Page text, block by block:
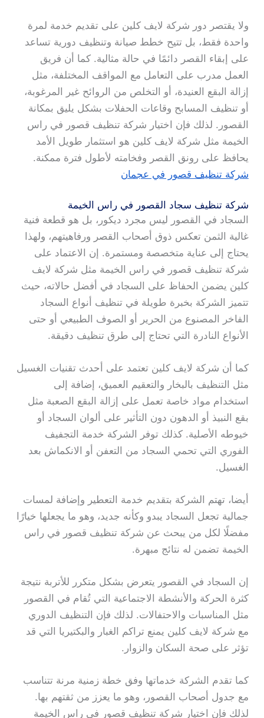
ولا يقتصر دور شركة لايف كلين على تقديم خدمة لمرة
واحدة فقط، بل تتيح خطط صيانة وتنظيف دورية تساعد
على إبقاء القصر دائمًا في حالة مثالية. كما أن فريق
العمل مدرب على التعامل مع المواقف المختلفة، مثل
إزالة البقع العنيدة، أو التخلص من الروائح غير المرغوبة،
أو تنظيف المسابح وقاعات الحفلات بشكل يليق بمكانة
القصور. لذلك فإن اختيار شركة تنظيف قصور في راس
الخيمة مثل شركة لايف كلين هو استثمار طويل الأمد
يحافظ على رونق القصر وفخامته لأطول فترة ممكنة.
شركة تنظيف قصور في عجمان
شركة تنظيف سجاد القصور في راس الخيمة
السجاد في القصور ليس مجرد ديكور، بل هو قطعة فنية
غالية الثمن تعكس ذوق أصحاب القصر ورفاهيتهم، ولهذا
يحتاج إلى عناية متخصصة ومستمرة. إن الاعتماد على
شركة تنظيف قصور في راس الخيمة مثل شركة لايف
كلين يضمن الحفاظ على السجاد في أفضل حالاته، حيث
تتميز الشركة بخبرة طويلة في تنظيف أنواع السجاد
الفاخر المصنوع من الحرير أو الصوف الطبيعي أو حتى
الأنواع النادرة التي تحتاج إلى طرق تنظيف دقيقة.
كما أن شركة لايف كلين تعتمد على أحدث تقنيات الغسيل
مثل التنظيف بالبخار والتعقيم العميق، إضافة إلى
استخدام مواد خاصة تعمل على إزالة البقع الصعبة مثل
بقع النبيذ أو الدهون دون التأثير على ألوان السجاد أو
خيوطه الأصلية. كذلك توفر الشركة خدمة التجفيف
الفوري التي تحمي السجاد من التعفن أو الانكماش بعد
الغسيل.
أيضا، تهتم الشركة بتقديم خدمة التعطير وإضافة لمسات
جمالية تجعل السجاد يبدو وكأنه جديد، وهو ما يجعلها خيارًا
مفضلًا لكل من يبحث عن شركة تنظيف قصور في راس
الخيمة تضمن له نتائج مبهرة.
إن السجاد في القصور يتعرض بشكل متكرر للأتربة نتيجة
كثرة الحركة والأنشطة الاجتماعية التي تُقام في القصور
مثل المناسبات والاحتفالات. لذلك فإن التنظيف الدوري
مع شركة لايف كلين يمنع تراكم الغبار والبكتيريا التي قد
تؤثر على صحة السكان والزوار.
كما تقدم الشركة خدماتها وفق خطة زمنية مرنة تتناسب
مع جدول أصحاب القصور، وهو ما يعزز من ثقتهم بها.
لذلك فإن اختيار شركة تنظيف قصور في راس الخيمة